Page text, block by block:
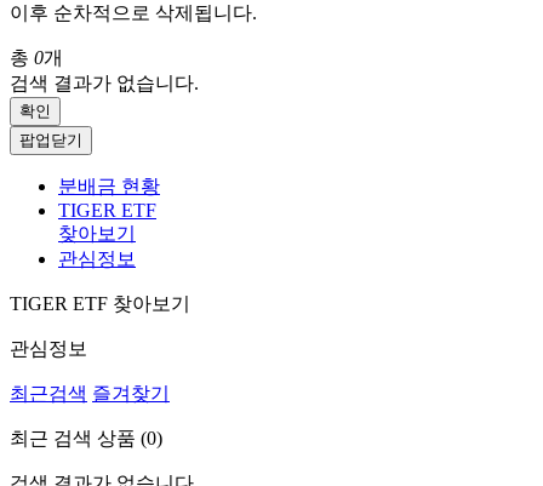
이후 순차적으로 삭제됩니다.
총 0개
검색 결과가 없습니다.
확인
팝업닫기
분배금 현황
TIGER ETF
찾아보기
관심정보
TIGER ETF 찾아보기
관심정보
최근검색 즐겨찾기
최근 검색 상품 (0)